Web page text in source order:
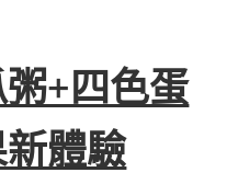
+四色蛋
體驗